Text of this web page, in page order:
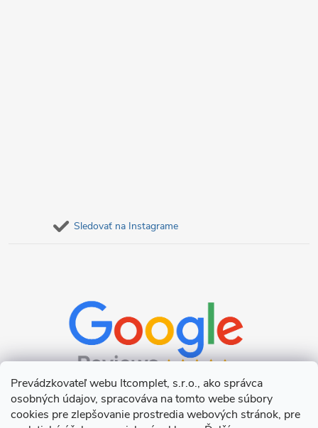
Prevádzkovateľ webu Itcomplet, s.r.o., ako správca
osobných údajov, spracováva na tomto webe súbory
cookies pre zlepšovanie prostredia webových stránok, pre
Sledovať na Instagrame